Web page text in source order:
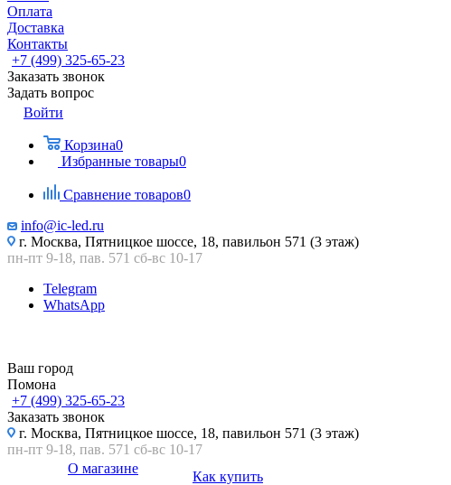
Оплата
Доставка
Контакты
+7 (499) 325-65-23
Заказать звонок
Задать вопрос
Войти
Корзина0
Избранные товары0
Сравнение товаров0
info@ic-led.ru
г. Москва, Пятницкое шоссе, 18, павильон 571 (3 этаж)
пн-пт 9-18, пав. 571 сб-вс 10-17
Telegram
WhatsApp
Ваш город
Помона
+7 (499) 325-65-23
Заказать звонок
г. Москва, Пятницкое шоссе, 18, павильон 571 (3 этаж)
пн-пт 9-18, пав. 571 сб-вс 10-17
О магазине
Как купить